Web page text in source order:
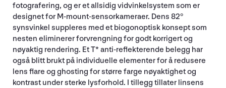
fotografering, og er et allsidig vidvinkelsystem som er
designet for M-mount-sensorkameraer. Dens 82°
synsvinkel suppleres med et biogonoptisk konsept som
nesten eliminerer forvrengning for godt korrigert og
nøyaktig rendering. Et T* anti-reflekterende belegg har
også blitt brukt på individuelle elementer for å redusere
lens flare og ghosting for større farge nøyaktighet og
kontrast under sterke lysforhold. I tillegg tillater linsens